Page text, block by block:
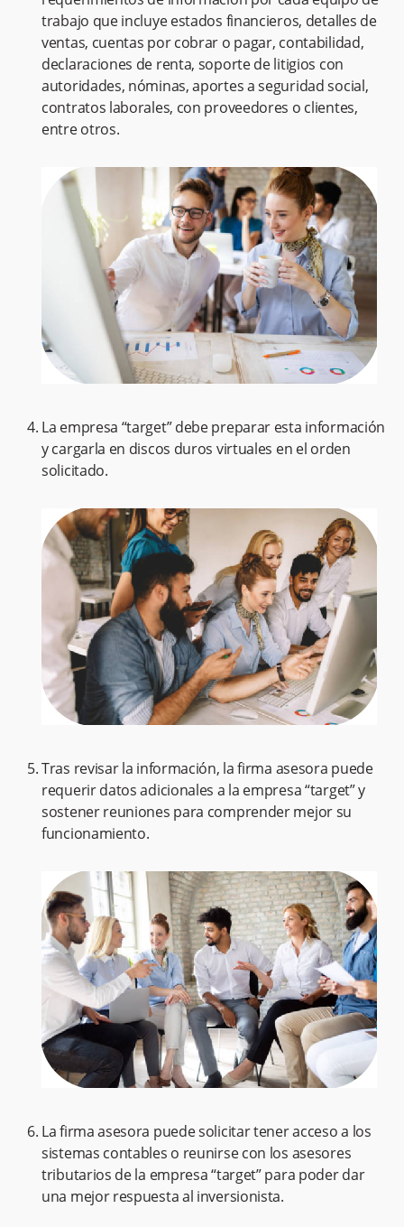
trabajo que incluye estados financieros, detalles de
ventas, cuentas por cobrar o pagar, contabilidad,
declaraciones de renta, soporte de litigios con
autoridades, nóminas, aportes a seguridad social,
contratos laborales, con proveedores o clientes,
entre otros.
La empresa “target” debe preparar esta información
y cargarla en discos duros virtuales en el orden
solicitado.
Tras revisar la información, la firma asesora puede
requerir datos adicionales a la empresa “target” y
sostener reuniones para comprender mejor su
funcionamiento.
La firma asesora puede solicitar tener acceso a los
sistemas contables o reunirse con los asesores
tributarios de la empresa “target” para poder dar
una mejor respuesta al inversionista.